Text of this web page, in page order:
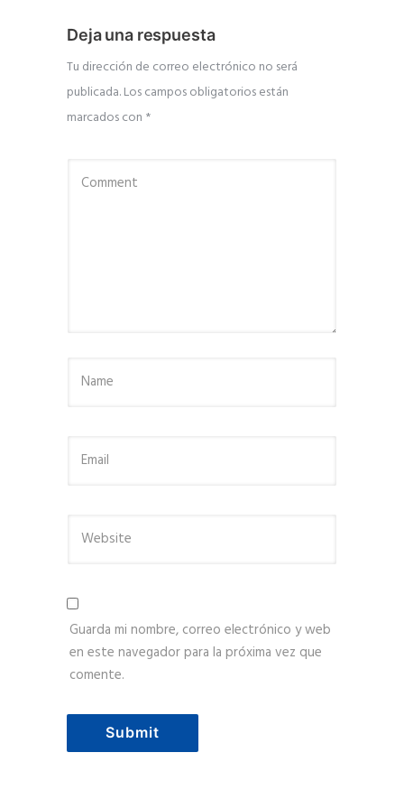
Deja una respuesta
Tu dirección de correo electrónico no será
publicada.Los campos obligatorios están
marcados con *
Guarda mi nombre, correo electrónico y web
en este navegador para la próxima vez que
comente.